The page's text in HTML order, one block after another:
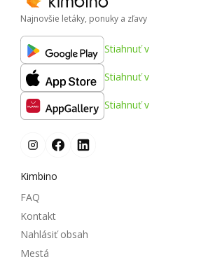
Najnovšie letáky, ponuky a zľavy
Stiahnuť v
Stiahnuť v
Stiahnuť v
Kimbino
FAQ
Kontakt
Nahlásiť obsah
Mestá